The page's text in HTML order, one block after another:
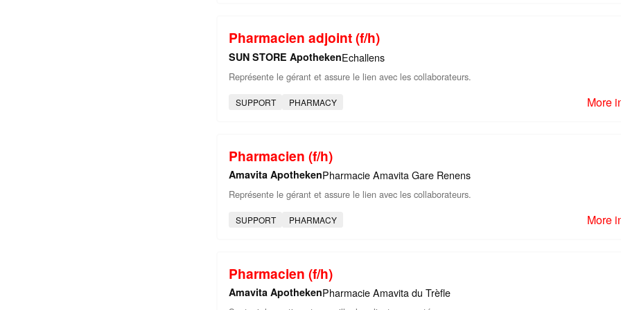
Pharmacien adjoint (f/h)
SUN STORE ApothekenEchallens
Représente le gérant et assure le lien avec les collaborateurs.
SUPPORT PHARMACY More
Pharmacien (f/h)
Amavita ApothekenPharmacie Amavita Gare Renens
Représente le gérant et assure le lien avec les collaborateurs.
SUPPORT PHARMACY More
Pharmacien (f/h)
Amavita ApothekenPharmacie Amavita du Trèfle